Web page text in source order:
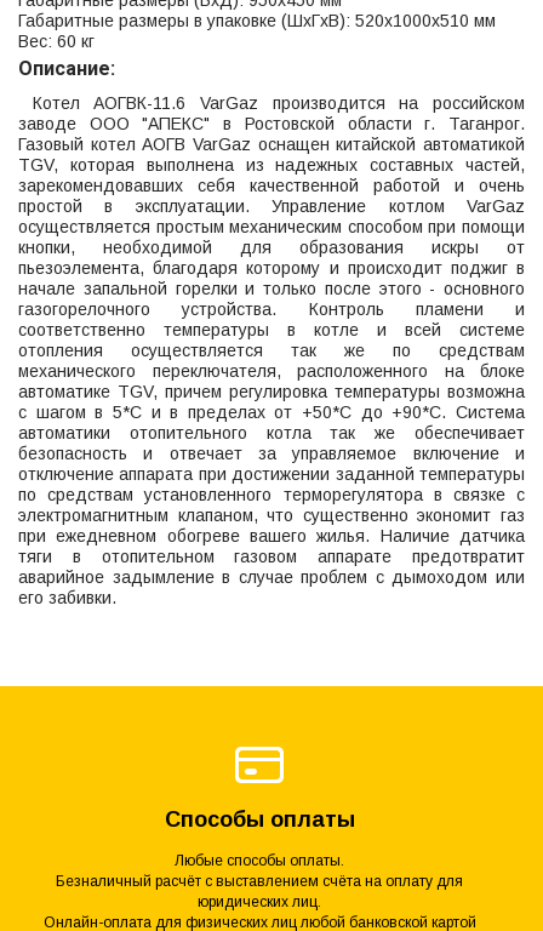
Габаритные размеры в упаковке (ШхГхВ): 520х1000x510 мм
Вес: 60 кг
Описание:
Котел АОГВК-11.6 VarGaz производится на российском
заводе ООО "АПЕКС" в Ростовской области г. Таганрог.
Газовый котел АОГВ VarGaz оснащен китайской автоматикой
TGV, которая выполнена из надежных составных частей,
зарекомендовавших себя качественной работой и очень
простой в эксплуатации. Управление котлом VarGaz
осуществляется простым механическим способом при помощи
кнопки, необходимой для образования искры от
пьезоэлемента, благодаря которому и происходит поджиг в
начале запальной горелки и только после этого - основного
газогорелочного устройства. Контроль пламени и
соответственно температуры в котле и всей системе
отопления осуществляется так же по средствам
механического переключателя, расположенного на блоке
автоматике TGV, причем регулировка температуры возможна
с шагом в 5*С и в пределах от +50*С до +90*С. Система
автоматики отопительного котла так же обеспечивает
безопасность и отвечает за управляемое включение и
отключение аппарата при достижении заданной температуры
по средствам установленного терморегулятора в связке с
электромагнитным клапаном, что существенно экономит газ
при ежедневном обогреве вашего жилья. Наличие датчика
тяги в отопительном газовом аппарате предотвратит
аварийное задымление в случае проблем с дымоходом или
его забивки.
Способы оплаты
Любые способы оплаты.
Безналичный расчёт с выставлением счёта на оплату для
юридических лиц.
Онлайн-оплата для физических лиц любой банковской картой